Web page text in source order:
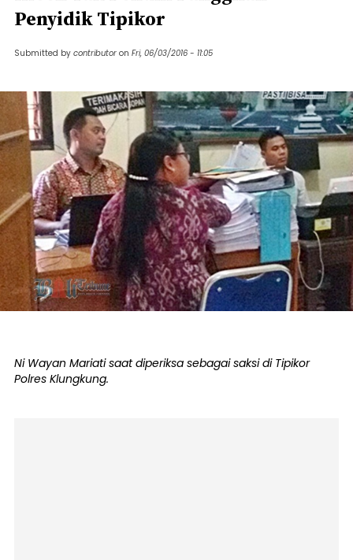
Penyidik Tipikor
Submitted by contributor on Fri, 06/03/2016 - 11:05
Ni Wayan Mariati saat diperiksa sebagai saksi di Tipikor
Polres Klungkung.